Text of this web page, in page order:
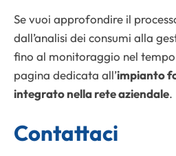
Se vuoi approfondire il
dall’analisi dei consumi alla
fino al monitoraggio nel
pagina dedicata all’impianto
integrato nella rete aziendale.
Contattaci